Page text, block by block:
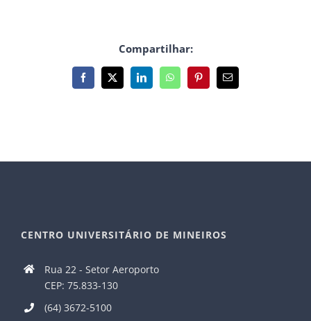
Compartilhar:
Facebook
X LinkedInWhatsAppPinterest
E-
mail
CENTRO UNIVERSITÁRIO DE MINEIROS
Rua 22 - Setor Aeroporto
CEP: 75.833-130
(64) 3672-5100